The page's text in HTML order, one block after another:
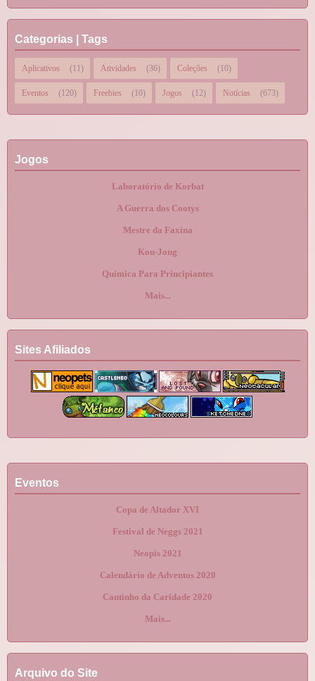
Categorias | Tags
Aplicativos (11) Atividades (36) Coleções (10)
Eventos (120) Freebies (10) Jogos (12) Notícias (673)
Jogos
Laboratório de Korbat
A Guerra dos Cootys
Mestre da Faxina
Kou-Jong
Química Para Principiantes
Mais...
Sites Afiliados
Eventos
Copa de Altador XVI
Festival de Neggs 2021
Neopis 2021
Calendário de Adventos 2020
Cantinho da Caridade 2020
Mais...
Arquivo do Site